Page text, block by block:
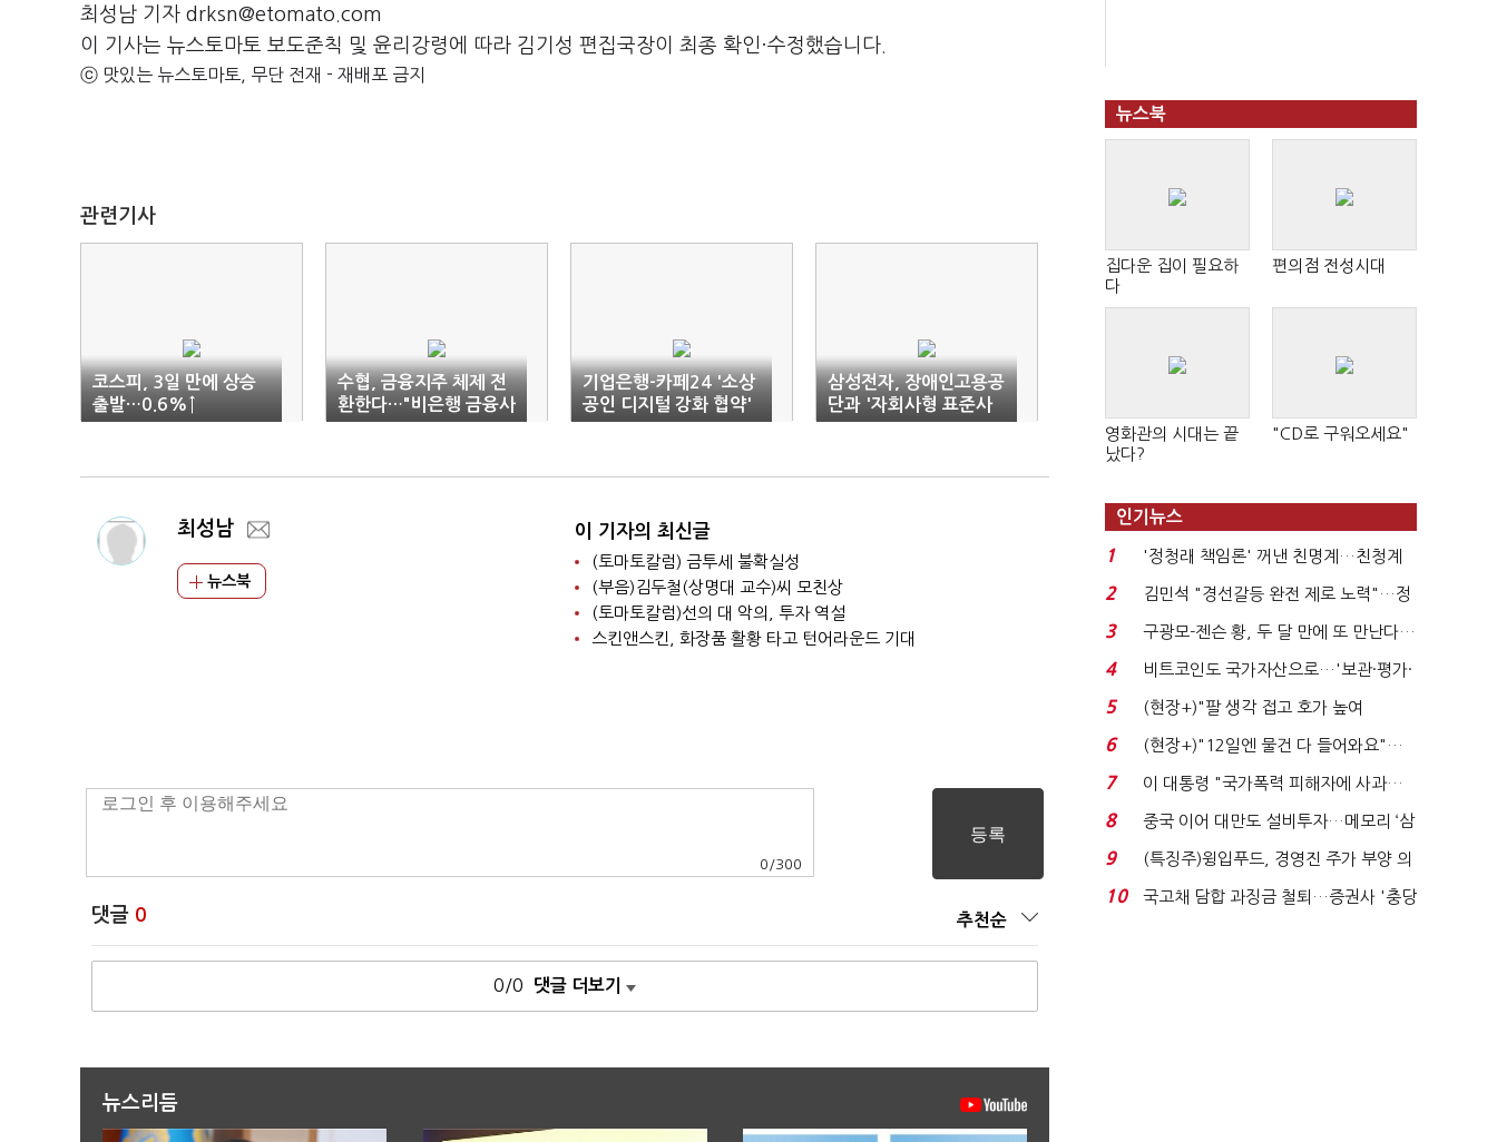
최성남 기자 drksn@etomato.com
이 기사는 뉴스토마토 보도준칙 및 윤리강령에 따라 김기성 편집국장이 최종 확인·수정했습니다.
ⓒ 맛있는 뉴스토마토, 무단 전재 - 재배포 금지
관련기사
코스피, 3일 만에 상승
출발…0.6%↑
수협, 금융지주 체제 전
환한다…"비은행 금융사
인수"
기업은행-카페24 '소상
공인 디지털 강화 협약'
삼성전자, 장애인고용공
단과 '자회사형 표준사
업장' 설립
최성남
뉴스북
이 기자의 최신글
(토마토칼럼) 금투세 불확실성
(부음)김두철(상명대 교수)씨 모친상
(토마토칼럼)선의 대 악의, 투자 역설
스킨앤스킨, 화장품 활황 타고 턴어라운드 기대
0 /300
댓글 0 추천순
0/0 댓글 더보기
뉴스리듬
뉴스북
집다운 집이 필요하
다
편의점 전성시대
영화관의 시대는 끝
났다?
"CD로 구워오세요"
인기뉴스
1
'정청래 책임론' 꺼낸 친명계…친청계
는 추가투표 때리기...
2
김민석 "경선갈등 완전 제로 노력"…정
청래 "반명 공세 사...
3
구광모-젠슨 황, 두 달 만에 또 만난다…
로봇·AI 등 논...
4
비트코인도 국가자산으로…'보관·평가·
처분' 기준은 ...
5
(현장+)"팔 생각 접고 호가 높여
요"…'덜 똘똘한 한 채' 20...
6
(현장+)"12일엔 물건 다 들어와요"…
빈 매대 채우며 문 연 ...
7
이 대통령 "국가폭력 피해자에 사과…
적극적 조사로 진...
8
중국 이어 대만도 설비투자…메모리 ‘삼
국전쟁’
9
(특징주)윙입푸드, 경영진 주가 부양 의
지에 상한가...
10
국고채 담합 과징금 철퇴…증권사 '충당